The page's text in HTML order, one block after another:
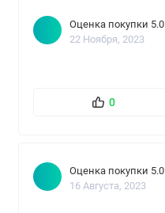
Оценка покупки 5.0
22 Ноября, 2023
0
Оценка покупки 5.0
16 Августа, 2023